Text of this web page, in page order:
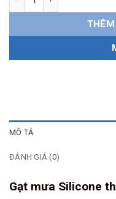
MÔ TẢ
ĐÁNH GIÁ (0)
Gạt mưa Silicone